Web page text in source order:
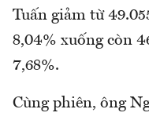
Tuấn giảm từ
8,04% xuống còn
7,68%.
Cùng phiên, ông